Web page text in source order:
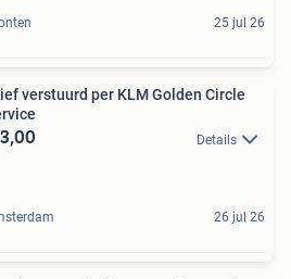
25 jul 26
verstuurd per KLM Golden Circle
Details
26 jul 26